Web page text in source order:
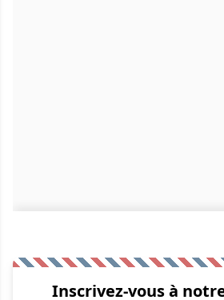
Inscrivez-vous à